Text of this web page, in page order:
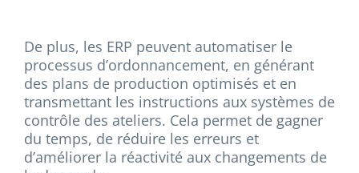
De plus, les ERP peuvent automatiser le
processus d’ordonnancement, en générant
des plans de production optimisés et en
transmettant les instructions aux systèmes de
contrôle des ateliers. Cela permet de gagner
du temps, de réduire les erreurs et
d’améliorer la réactivité aux changements de